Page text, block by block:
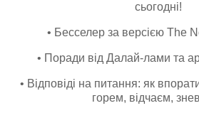
сьогодні!
• Бесселер за версією The
• Поради від Далай-лами та
• Відповіді на питання: як
горем, відчаєм,